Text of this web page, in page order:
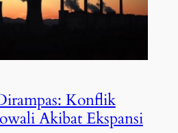
Konflik
Akibat Ekspansi